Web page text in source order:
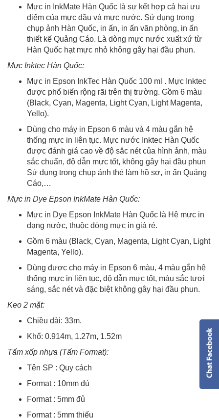
Mực in InkMate Hàn Quốc là sự kết hợp cả hai ưu
điểm của mực dầu và mực nước. Sử dụng trong
chụp ảnh Hàn Quốc, in ấn, in ấn văn phòng, in ấn
thiết kế Quảng Cáo. Là dòng mực nước xuất xứ từ
Hàn Quốc hạt mực nhỏ không gây hại đầu phun.
Mực Inktec Hàn Quốc:
Mực in Epson InkTec Hàn Quốc 100 ml . Mực Inktec
được phổ biến rộng rãi trên thị trường. Gồm 6 màu
(Black, Cyan, Magenta, Light Cyan, Light Magenta,
Yello).
Dùng cho máy in Epson 6 màu và 4 màu gắn hệ
thống mực in liên tục. Mực nước Inktec Hàn Quốc
được đánh giá cao về độ sắc nét của hình ảnh, màu
sắc chuẩn, độ dẫn mực tốt, không gây hại đầu phun
Sử dụng trong chụp ảnh thẻ làm hồ sơ, in ấn Quảng
Cáo,…
Mực in Dye Epson InkMate Hàn Quốc:
Mực in Dye Epson InkMate Hàn Quốc là Hệ mực in
dạng nước, thuộc dòng mực in giá rẻ.
Gồm 6 màu (Black, Cyan, Magenta, Light Cyan, Light
Magenta, Yello).
Dùng được cho máy in Epson 6 màu, 4 màu gắn hệ
thống mực in liên tục, độ dẫn mực tốt, màu sắc tươi
sáng, sắc nét và đặc biệt không gây hại đầu phun.
Keo 2 mặt:
Chiều dài: 33m.
Khổ: 0.914m, 1.27m, 1.52m
Tấm xốp nhựa (Tấm Format):
Tên SP : Quy cách
Format : 10mm đủ
Format : 5mm đủ
Format : 5mm thiếu